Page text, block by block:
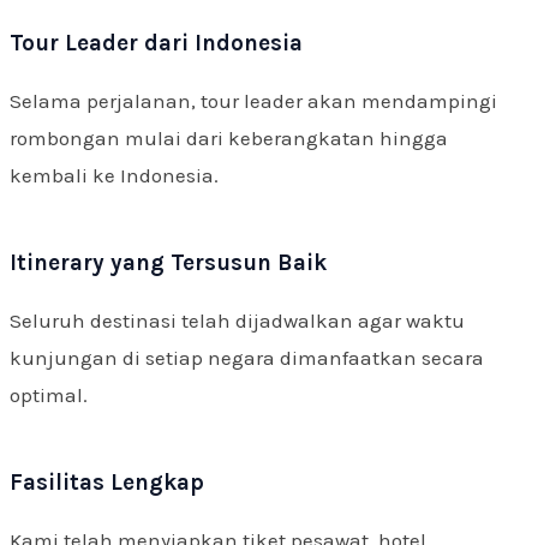
Tour Leader dari Indonesia
Selama perjalanan, tour leader akan mendampingi
rombongan mulai dari keberangkatan hingga
kembali ke Indonesia.
Itinerary yang Tersusun Baik
Seluruh destinasi telah dijadwalkan agar waktu
kunjungan di setiap negara dimanfaatkan secara
optimal.
Fasilitas Lengkap
Kami telah menyiapkan tiket pesawat, hotel,